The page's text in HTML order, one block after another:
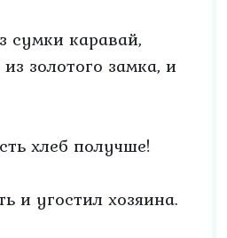
каравай,
золотого замка, и
хлеб получше!
и угостил хозяина.